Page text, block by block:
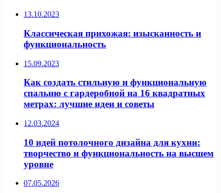
13.10.2023
Классическая прихожая: изысканность и
функциональность
15.09.2023
Как создать стильную и функциональную
спальню с гардеробной на 16 квадратных
метрах: лучшие идеи и советы
12.03.2024
10 идей потолочного дизайна для кухни:
творчество и функциональность на высшем
уровне
07.05.2026